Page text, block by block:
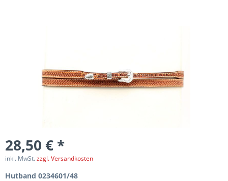
28,50 € *
inkl. MwSt.zzgl. Versandkosten
Hutband 0234601/48